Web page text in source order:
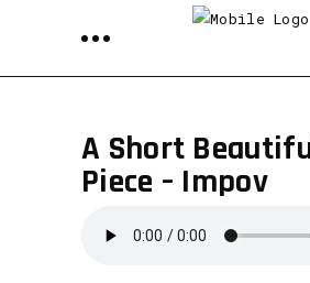
A Short
Piece – Impov